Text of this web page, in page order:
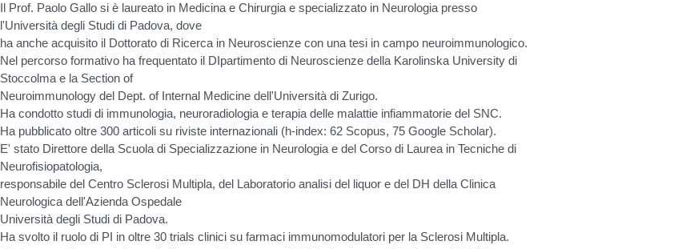
Il Prof. Paolo Gallo si è laureato in Medicina e Chirurgia e specializzato in Neurologia presso
l'Università degli Studi di Padova, dove
ha anche acquisito il Dottorato di Ricerca in Neuroscienze con una tesi in campo neuroimmunologico.
Nel percorso formativo ha frequentato il DIpartimento di Neuroscienze della Karolinska University di
Stoccolma e la Section of
Neuroimmunology del Dept. of Internal Medicine dell'Università di Zurigo.
Ha condotto studi di immunologia, neuroradiologia e terapia delle malattie infiammatorie del SNC.
Ha pubblicato oltre 300 articoli su riviste internazionali (h-index: 62 Scopus, 75 Google Scholar).
E' stato Direttore della Scuola di Specializzazione in Neurologia e del Corso di Laurea in Tecniche di
Neurofisiopatologia,
responsabile del Centro Sclerosi Multipla, del Laboratorio analisi del liquor e del DH della Clinica
Neurologica dell'Azienda Ospedale
Università degli Studi di Padova.
Ha svolto il ruolo di PI in oltre 30 trials clinici su farmaci immunomodulatori per la Sclerosi Multipla.